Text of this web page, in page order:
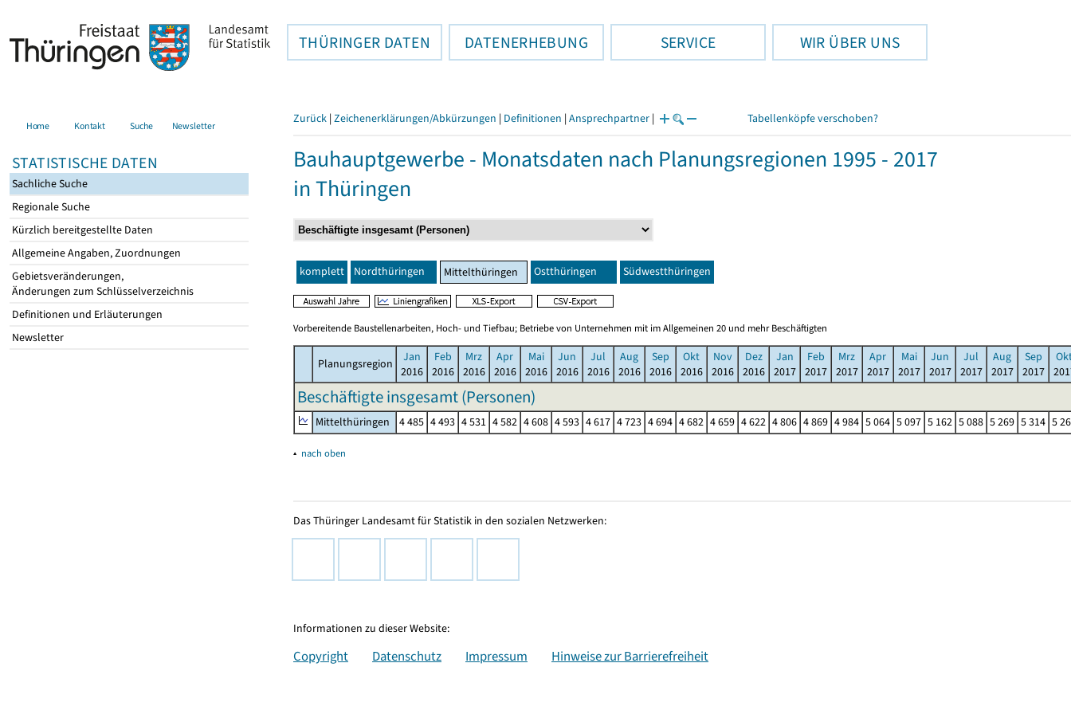
THÜRINGER DATEN DATENERHEBUNG SERVICE WIR ÜBER UNS
Home Kontakt Suche Newsletter
STATISTISCHE DATEN
Sachliche Suche
Regionale Suche
Kürzlich bereitgestellte Daten
Allgemeine Angaben, Zuordnungen
Gebietsveränderungen,
Änderungen zum Schlüsselverzeichnis
Definitionen und Erläuterungen
Newsletter
Zurück | Zeichenerklärungen/Abkürzungen | Definitionen | Ansprechpartner | Tabellenköpfe verschoben?
Bauhauptgewerbe - Monatsdaten nach Planungsregionen 1995 - 2017
in Thüringen
komplett Nordthüringen Mittelthüringen Ostthüringen Südwestthüringen
Vorbereitende Baustellenarbeiten, Hoch- und Tiefbau; Betriebe von Unternehmen mit im Allgemeinen 20 und mehr Beschäftigten
Planungsregion
Jan
2016
Feb
2016
Mrz
2016
Apr
2016
Mai
2016
Jun
2016
Jul
2016
Aug
2016
Sep
2016
Okt
2016
Nov
2016
Dez
2016
Jan
2017
Feb
2017
Mrz
2017
Apr
2017
Mai
2017
Jun
2017
Jul
2017
Aug
2017
Sep
2017
Beschäftigte insgesamt (Personen)
Mittelthüringen 4 485 4 493 4 531 4 582 4 608 4 593 4 617 4 723 4 694 4 682 4 659 4 622 4 806 4 869 4 984 5 064 5 097 5 162 5 088 5 269 5 314 5
▴ nach oben
Das Thüringer Landesamt für Statistik in den sozialen Netzwerken:
Informationen zu dieser Website:
Copyright Datenschutz Impressum Hinweise zur Barrierefreiheit